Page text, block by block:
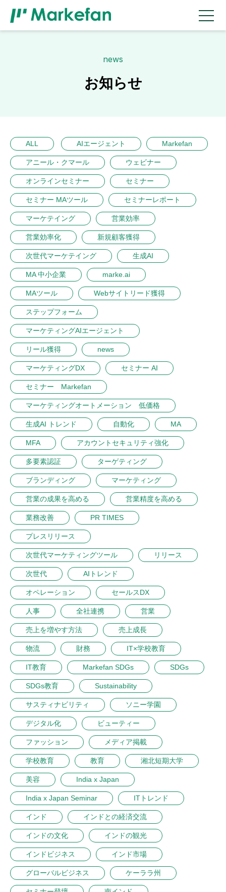
news
お知らせ
ALL AIエージェント Markefan
アニール・クマール ウェビナー
オンラインセミナー セミナー
セミナー MAツール セミナーレポート
マーケテイング 営業効率
営業効率化 新規顧客獲得
次世代マーケテイング 生成AI
MA 中小企業 marke.ai
MAツール Webサイトリード獲得
ステップフォーム
マーケティングAIエージェント
リール獲得 news
マーケティングDX セミナー AI
セミナー Markefan
マーケティングオートメーション 低価格
生成AI トレンド 自動化 MA
MFA アカウントセキュリティ強化
多要素認証 ターゲティング
ブランディング マーケティング
営業の成果を高める 営業精度を高める
業務改善 PR TIMES
プレスリリース
次世代マーケティングツール リリース
次世代 AIトレンド
オペレーション セールスDX
人事 全社連携 営業
売上を増やす方法 売上成長
物流 財務 IT×学校教育
IT教育 Markefan SDGs SDGs
SDGs教育 Sustainability
サスティナビリティ ソニー学園
デジタル化 ビューティー
ファッション メディア掲載
学校教育 教育 湘北短期大学
美容 India x Japan
India x Japan Seminar ITトレンド
インド インドとの経済交流
インドの文化 インドの観光
インドビジネス インド市場
グローバルビジネス ケーララ州